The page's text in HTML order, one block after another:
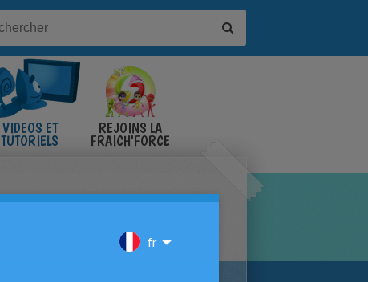
VIDÉOS ET
TUTORIELS
REJOINS LA
FRAICH'FORCE